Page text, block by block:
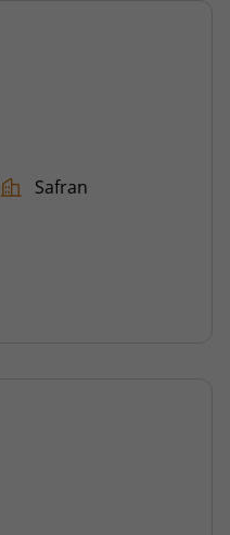
Safran